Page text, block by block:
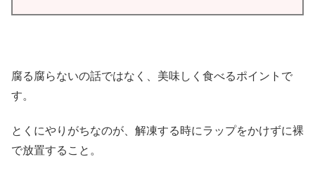
腐る腐らないの話ではなく、美味しく食べるポイントで
す。
とくにやりがちなのが、解凍する時にラップをかけずに裸
で放置すること。